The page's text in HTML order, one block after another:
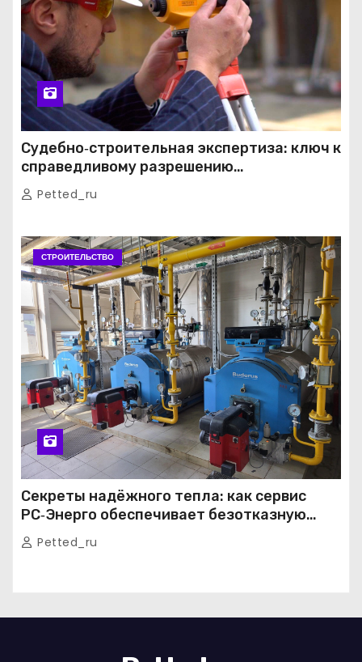
Судебно‑строительная экспертиза: ключ к
справедливому разрешению
строительных споров
Petted_ru
СТРОИТЕЛЬСТВО
Секреты надёжного тепла: как сервис
РС‑Энерго обеспечивает безотказную
работу котельных в Москве и Подмосковье
Petted_ru